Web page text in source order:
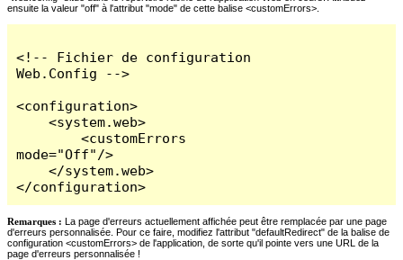
ensuite la valeur "off" à l'attribut "mode" de cette balise <customErrors>.
<!-- Fichier de configuration
Web.Config -->
<configuration>
    <system.web>
        <customErrors
mode="Off"/>
    </system.web>
</configuration>
Remarques : La page d'erreurs actuellement affichée peut être remplacée par une page
d'erreurs personnalisée. Pour ce faire, modifiez l'attribut "defaultRedirect" de la balise de
configuration <customErrors> de l'application, de sorte qu'il pointe vers une URL de la
page d'erreurs personnalisée !